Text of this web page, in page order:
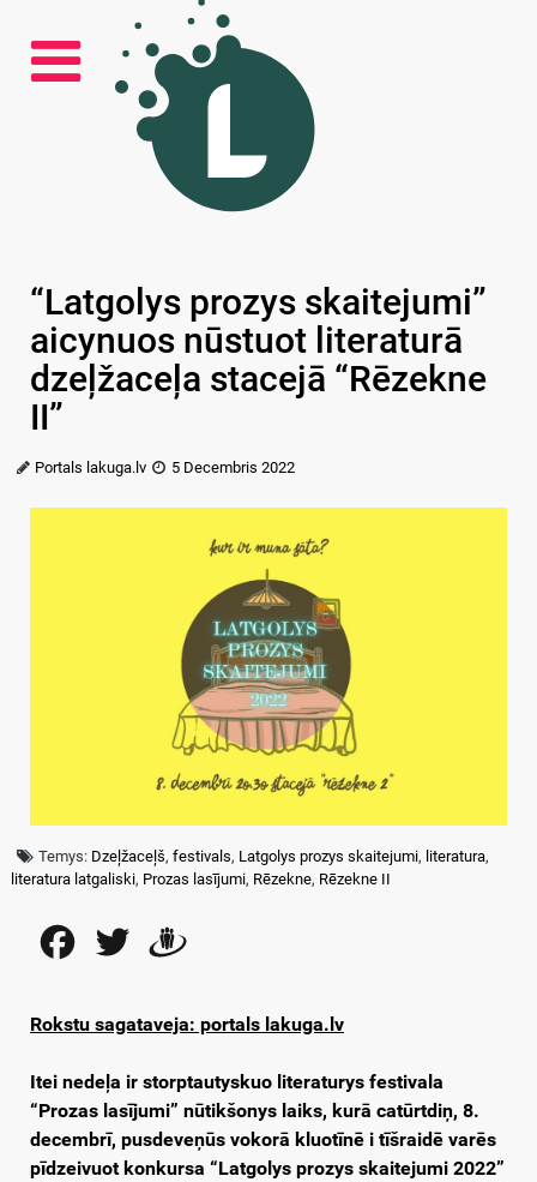
“Latgolys prozys skaitejumi”
aicynuos nūstuot literaturā
dzeļžaceļa stacejā “Rēzekne
II”
Portals lakuga.lv 5 Decembris 2022
Temys: Dzeļžaceļš,festivals, Latgolys prozys skaitejumi, literatura,
literatura latgaliski, Prozas lasījumi, Rēzekne, Rēzekne II
FacebookTwitter
Rokstu sagataveja: portals lakuga.lv
Itei nedeļa ir storptautyskuo literaturys festivala
“Prozas lasījumi” nūtikšonys laiks, kurā catūrtdiņ, 8.
decembrī, pusdeveņūs vokorā kluotīnē i tīšraidē varēs
pīdzeivuot konkursa “Latgolys prozys skaitejumi 2022”